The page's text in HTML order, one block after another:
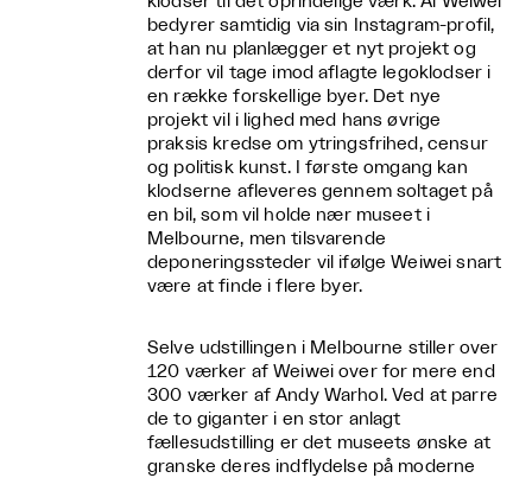
bedyrer samtidig via sin Instagram-profil,
at han nu planlægger et nyt projekt og
derfor vil tage imod aflagte legoklodser i
en række forskellige byer. Det nye
projekt vil i lighed med hans øvrige
praksis kredse om ytringsfrihed, censur
og politisk kunst. I første omgang kan
klodserne afleveres gennem soltaget på
en bil, som vil holde nær museet i
Melbourne, men tilsvarende
deponeringssteder vil ifølge Weiwei snart
være at finde i flere byer.
Selve udstillingen i Melbourne stiller over
120 værker af Weiwei over for mere end
300 værker af Andy Warhol. Ved at parre
de to giganter i en stor anlagt
fællesudstilling er det museets ønske at
granske deres indflydelse på moderne